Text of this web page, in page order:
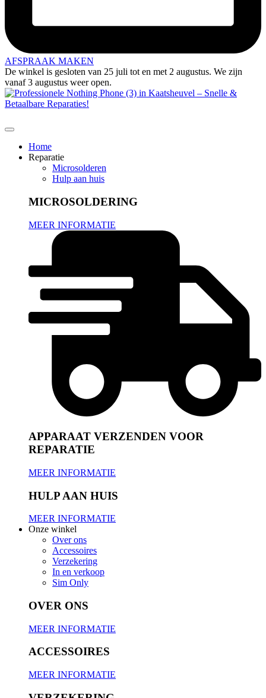
AFSPRAAK MAKEN
De winkel is gesloten van 25 juli tot en met 2 augustus. We zijn
vanaf 3 augustus weer open.
Home
Reparatie
Microsolderen
Hulp aan huis
MICROSOLDERING
MEER INFORMATIE
APPARAAT VERZENDEN VOOR
REPARATIE
MEER INFORMATIE
HULP AAN HUIS
MEER INFORMATIE
Onze winkel
Over ons
Accessoires
Verzekering
In en verkoop
Sim Only
OVER ONS
MEER INFORMATIE
ACCESSOIRES
MEER INFORMATIE